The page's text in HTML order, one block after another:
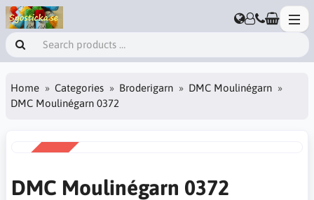
Home Categories Broderigarn
DMC Moulinégarn
DMC Moulinégarn 0372
DMC Moulinégarn 0372